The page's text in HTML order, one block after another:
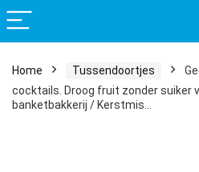
Home Tussendoortjes
cocktails. Droog fruit zonder suiker
banketbakkerij / Kerstmis…